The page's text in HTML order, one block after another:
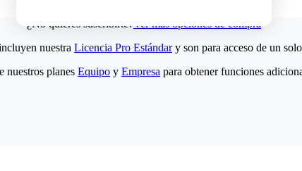
¿No quieres suscribirte?Ver más opciones de compra
nuestra Licencia Pro Estándary son para acceso de un
nuestros planes Equipo y Empresa para obtener funciones